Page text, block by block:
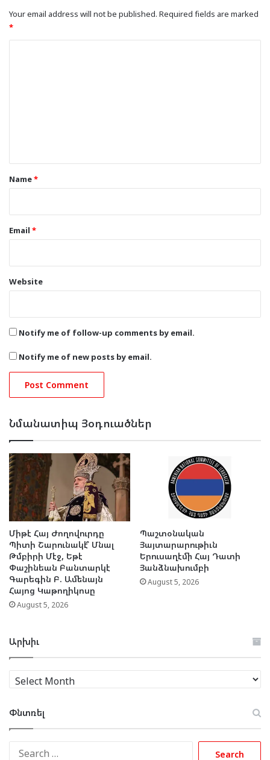
Your email address will not be published. Required fields are marked
*
*Name*
Email *
Website
Notify me of follow-up comments by email.
Notify me of new posts by email.
Նմանատիպ Յօդուածներ
Միթէ Հայ Ժողովուրդը
Պիտի Շարունակէ՞ Մնալ
Թմբիրի Մէջ, Եթէ
Փաշինեան Բանտարկէ
Գարեգին Բ. Ամենայն
Հայոց Կաթողիկոսը
August 5, 2026
Պաշտօնական
Յայտարարութիւն
Երուսաղէմի Հայ Դատի
Յանձնախումբի
August 5, 2026
Արխիւ
Արխիւ
Փնտռել